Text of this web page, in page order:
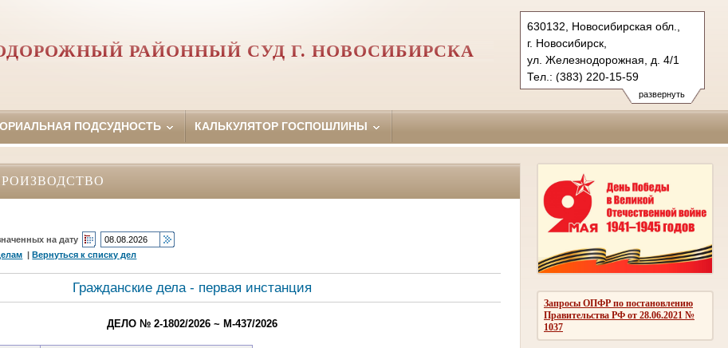
развернуть
630132, Новосибирская обл.,
г. Новосибирск,
ул. Железнодорожная, д. 4/1
Тел.: (383) 220-15-59
zheleznodorozhny.nsk@sudrf.ru
РАЙОННЫЙ СУД Г. НОВОСИБИРСКА
ПОДСУДНОСТЬ КАЛЬКУЛЯТОР ГОСПОШЛИНЫ
Запросы ОПФР по постановлению
Правительства РФ от 28.06.2021 №
1037
на дату
|Вернуться к списку дел
Гражданские дела - первая инстанция
ДЕЛО № 2-1802/2026 ~ М-437/2026